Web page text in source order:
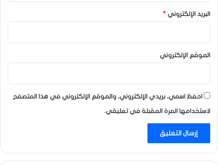
البريد الإلكتروني *
الموقع الإلكتروني
احفظ اسمي، بريدي الإلكتروني، والموقع الإلكتروني في هذا المتصفح
لاستخدامها المرة المقبلة في تعليقي.